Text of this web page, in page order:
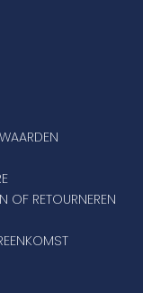
OF RETOURNEREN